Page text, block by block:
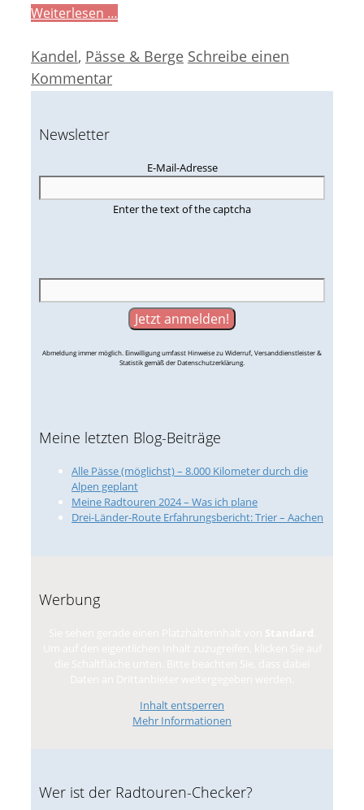
Weiterlesen …
Kategorien
Kandel, Pässe & Berge Schreibe einen
Kommentar
Newsletter
E-Mail-Adresse
Enter the text of the captcha
Abmeldung immer möglich. Einwilligung umfasst Hinweise zu Widerruf, Versanddienstleister &
Statistik gemäß der Datenschutzerklärung.
Meine letzten Blog-Beiträge
Alle Pässe (möglichst) – 8.000 Kilometer durch die
Alpen geplant
Meine Radtouren 2024 – Was ich plane
Drei-Länder-Route Erfahrungsbericht: Trier – Aachen
Werbung
Inhalt entsperren
Mehr Informationen
Wer ist der Radtouren-Checker?